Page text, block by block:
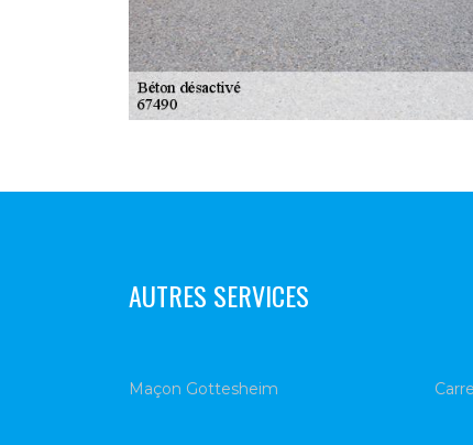
AUTRES SERVICES
Maçon Gottesheim